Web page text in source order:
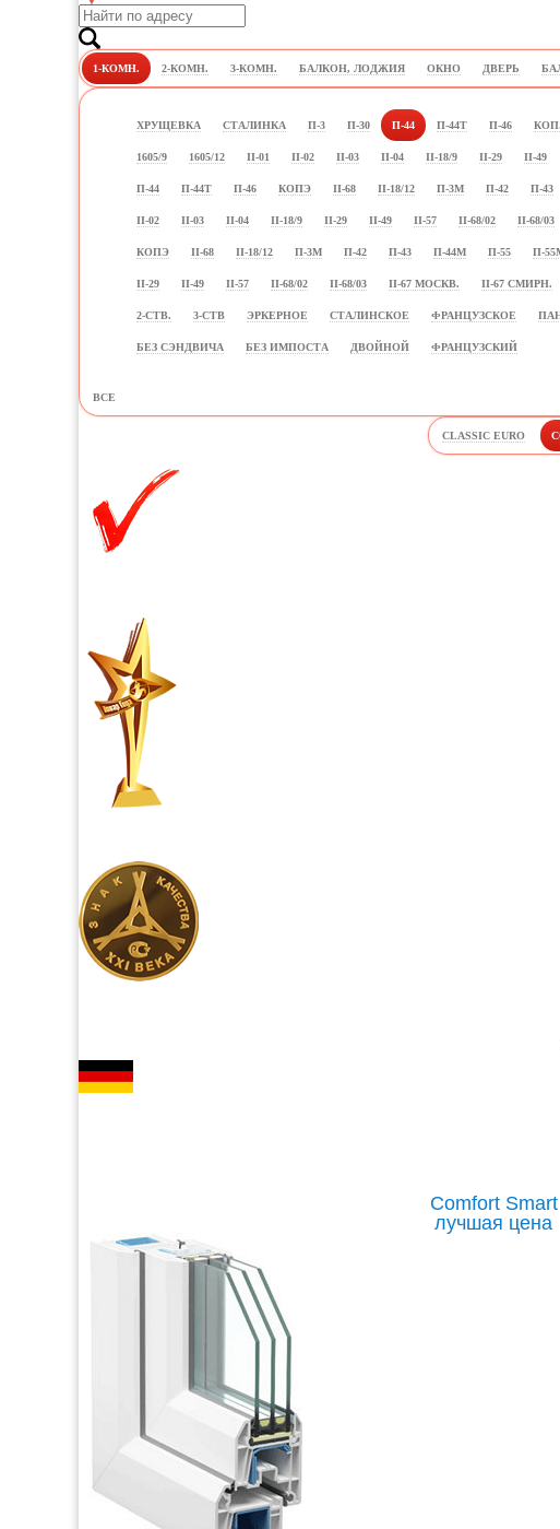
1-КОМН. 2-КОМН. 3-КОМН. БАЛКОН, ЛОДЖИЯ ОКНО ДВЕРЬ
ХРУЩЕВКА СТАЛИНКА П-3 П-30 П-44 П-44Т П-46
1605/9 1605/12 II-01 II-02 II-03 II-04 II-18/9 II-29 II-49
П-44 П-44Т П-46 КОПЭ II-68 II-18/12 П-3М П-42 П-43
II-02 II-03 II-04 II-18/9 II-29 II-49 II-57 II-68/02 II-68/03
КОПЭ II-68 II-18/12 П-3М П-42 П-43 П-44М П-55 П-
II-29 II-49 II-57 II-68/02 II-68/03 II-67 МОСКВ. II-67 СМИРН.
2-СТВ. 3-СТВ ЭРКЕРНОЕ СТАЛИНСКОЕ ФРАНЦУЗСКОЕ
БЕЗ СЭНДВИЧА БЕЗ ИМПОСТА ДВОЙНОЙ ФРАНЦУЗСКИЙ
ВСЕ
CLASSIC EURO
Comfort Smart
лучшая цена